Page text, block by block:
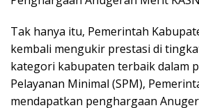
Tak hanya itu, Pemerintah
kembali mengukir prestasi di
kategori kabupaten terbaik dalam
Pelayanan Minimal (SPM),
mendapatkan penghargaan